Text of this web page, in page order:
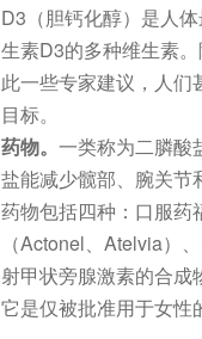
D3（胆钙化醇）是人
生素D3的多种维生素
此一些专家建议，人
目标。
药物。 一类称为二膦酸
盐能减少髋部、腕关节
药物包括四种：口服药
（Actonel、Atelvia）
射甲状旁腺激素的合
它是仅被批准用于女性